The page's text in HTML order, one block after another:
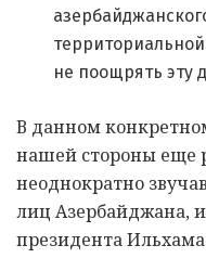
не поощрять эту
В данном
нашей стороны еще
неоднократно
лиц Азербайджана,
президента